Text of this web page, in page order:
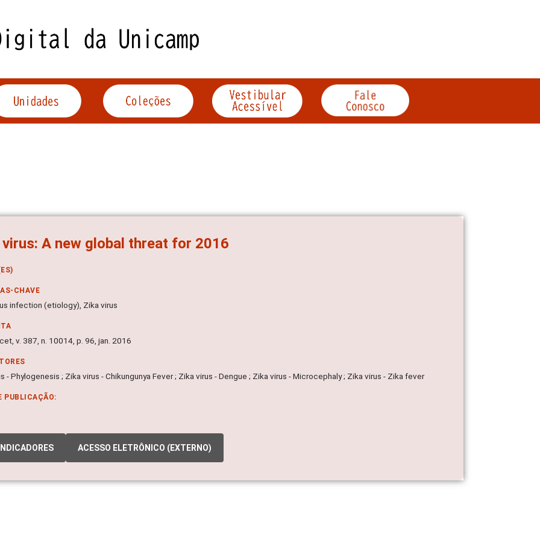
A new global threat for 2016
CHAVE
infection (etiology), Zika virus
v. 387, n. 10014, p. 96, jan. 2016
- Phylogenesis ; Zika virus - Chikungunya Fever ; Zika virus - Dengue ; Zika virus - Microcephaly ; Zika virus - Zika fever
PUBLICAÇÃO:
INDICADORES ACESSO ELETRÔNICO (EXTERNO)